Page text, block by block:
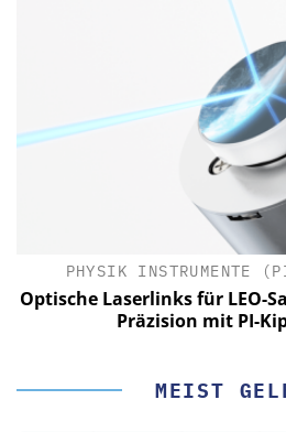
PHYSIK INSTRUMENTE
Optische Laserlinks für LEO-
Präzision mit PI-
MEIST